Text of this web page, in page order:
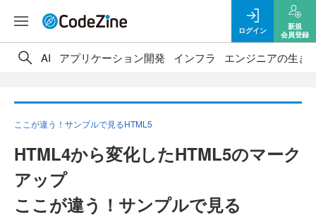
ログイン
新規
会員登録
AI アプリケーション開発 インフラ エンジニアの生き
ここが違う！サンプルで見るHTML5
HTML4から変化したHTML5のマーク
アップ
ここが違う！サンプルで見る